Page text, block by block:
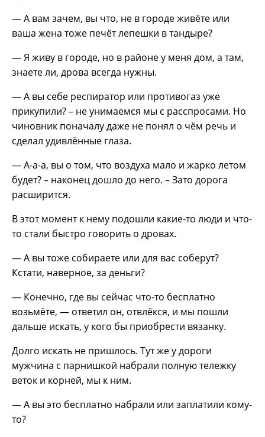
— А вам зачем, вы что, не в городе живёте или
ваша жена тоже печёт лепешки в тандыре?
— Я живу в городе, но в районе у меня дом, а там,
знаете ли, дрова всегда нужны.
— А вы себе респиратор или противогаз уже
прикупили? – не унимаемся мы с расспросами. Но
чиновник поначалу даже не понял о чём речь и
сделал удивлённые глаза.
— А-а-а, вы о том, что воздуха мало и жарко летом
будет? – наконец дошло до него. – Зато дорога
расширится.
В этот момент к нему подошли какие-то люди и что-
то стали быстро говорить о дровах.
— А вы тоже собираете или для вас соберут?
Кстати, наверное, за деньги?
— Конечно, где вы сейчас что-то бесплатно
возьмёте, — ответил он, отвлёкся, и мы пошли
дальше искать, у кого бы приобрести вязанку.
Долго искать не пришлось. Тут же у дороги
мужчина с парнишкой набрали полную тележку
веток и корней, мы к ним.
— А вы это бесплатно набрали или заплатили кому-
то?